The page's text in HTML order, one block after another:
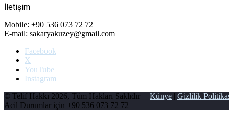
İletişim
Mobile: +90 536 073 72 72
E-mail: sakaryakuzey@gmail.com
Facebook
X
YouTube
Instagram
© Telif Hakkı 2026, Tüm Hakları Saklıdır | Künye | Gizlilik
Acil Durumlar için +90 536 073 72 72